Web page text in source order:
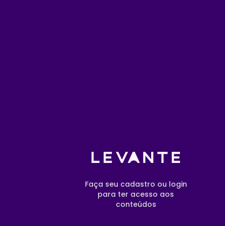
Faça seu cadastro ou login
para ter acesso aos
conteúdos